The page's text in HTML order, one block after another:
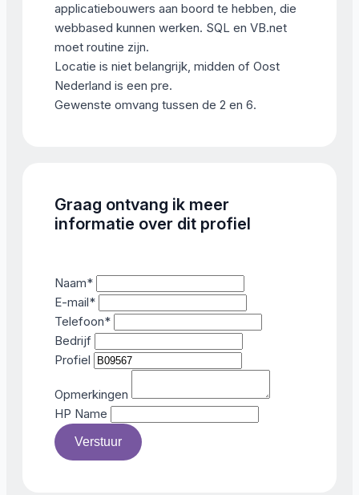
applicatiebouwers aan boord te hebben, die
webbased kunnen werken. SQL en VB.net
moet routine zijn.
Locatie is niet belangrijk, midden of Oost
Nederland is een pre.
Gewenste omvang tussen de 2 en 6.
Graag ontvang ik meer
informatie over dit profiel
Naam*
E-mail*
Telefoon*
Bedrijf
Profiel
Opmerkingen
HP Name
Verstuur